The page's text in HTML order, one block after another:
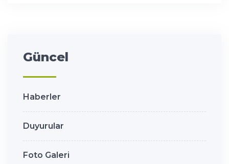
Güncel
Haberler
Duyurular
Foto Galeri